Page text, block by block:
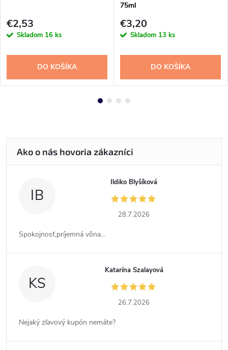
€2,53
Skladom 16 ks
DO KOŠÍKA
75ml
€3,20
Skladom 13 ks
DO KOŠÍKA
IB
Ildiko Blyšíková
28.7.2026
Spokojnosť,príjemná vôna...
KS
Katarína Szalayová
26.7.2026
Nejaký zľavový kupón nemáte?